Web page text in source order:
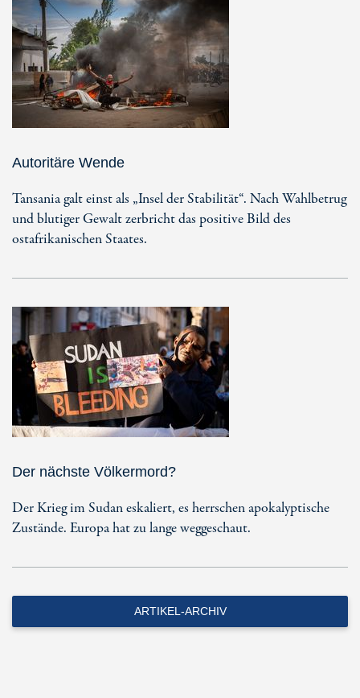
Autoritäre Wende
Tansania galt einst als „Insel der Stabilität“. Nach Wahlbetrug
und blutiger Gewalt zerbricht das positive Bild des
ostafrikanischen Staates.
Der nächste Völkermord?
Der Krieg im Sudan eskaliert, es herrschen apokalyptische
Zustände. Europa hat zu lange weggeschaut.
ARTIKEL-ARCHIV